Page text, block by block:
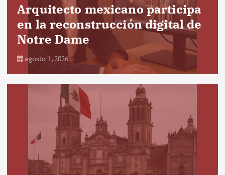
Arquitecto mexicano participa
en la reconstrucción digital de
Notre Dame
agosto 1, 2026